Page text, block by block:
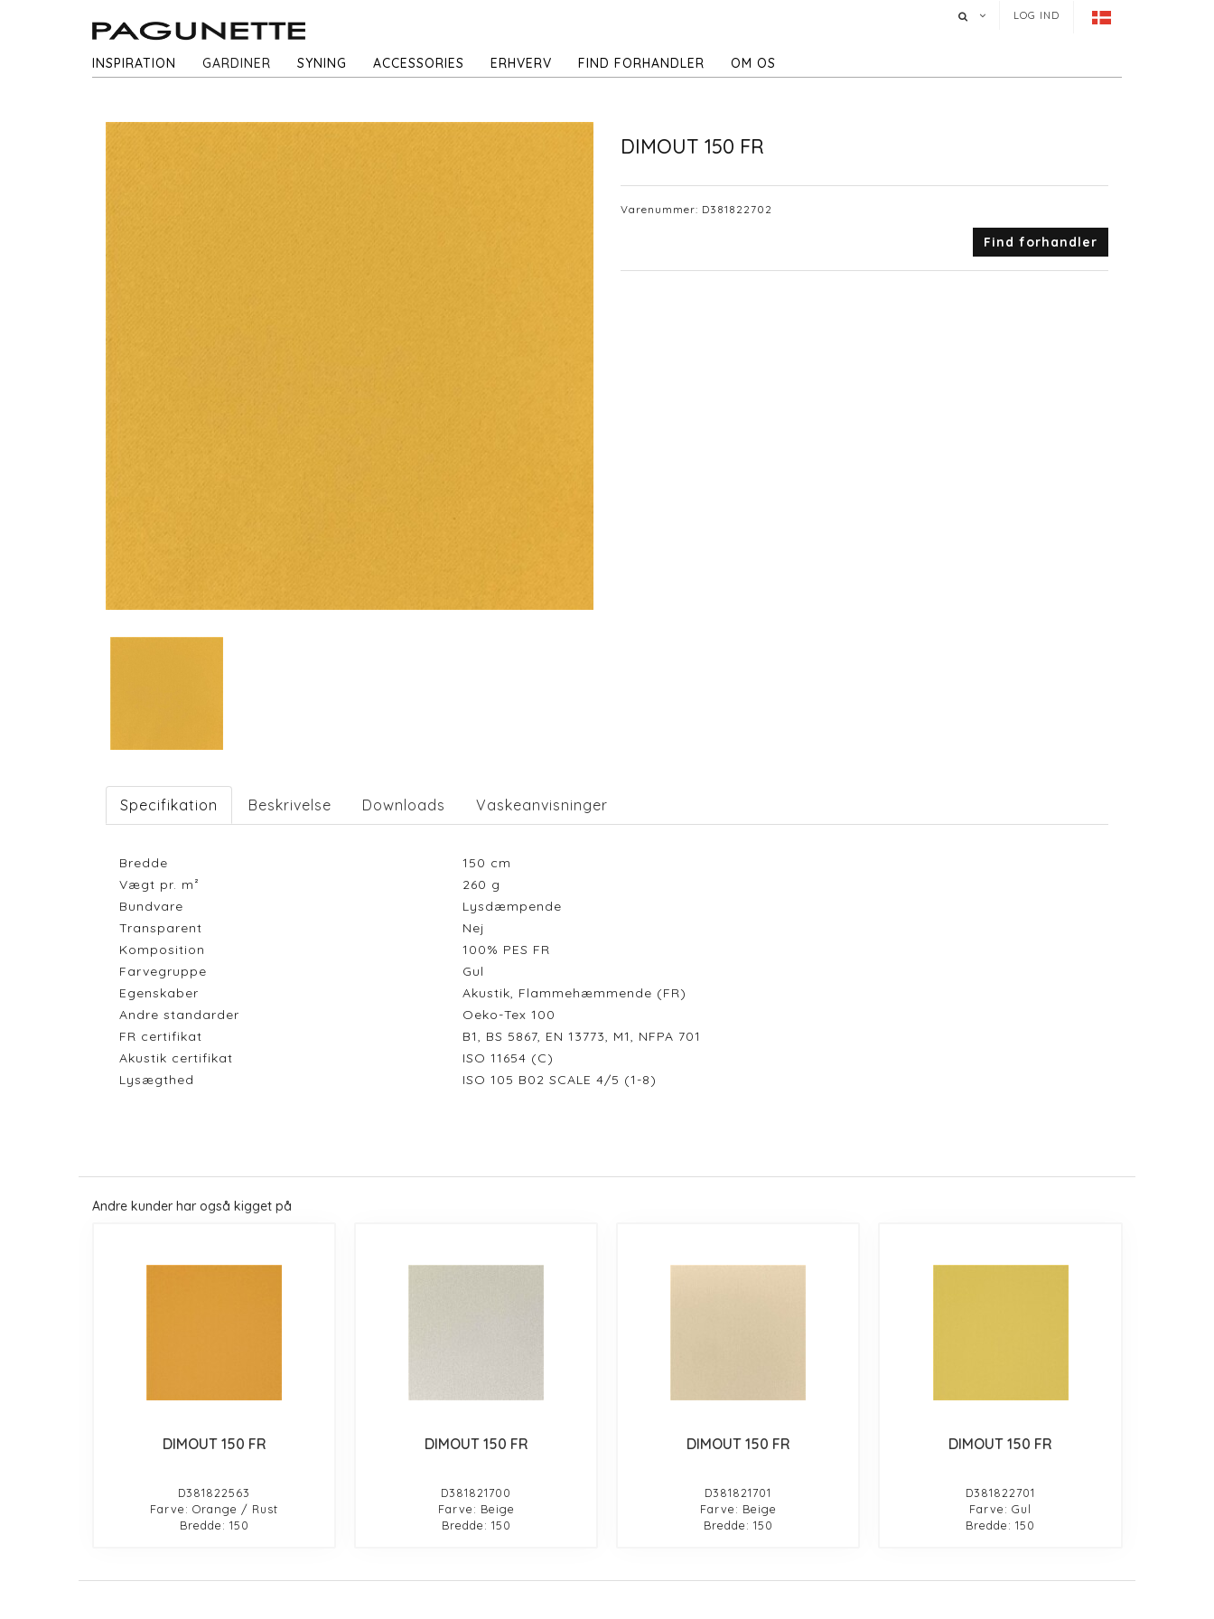
LOG IND
INSPIRATION GARDINER SYNING ACCESSORIES ERHVERV FIND FORHANDLER OM OS
DIMOUT 150 FR
Varenummer: D381822702
Find forhandler
Specifikation Beskrivelse Downloads Vaskeanvisninger
Bredde 150 cm
Vægt pr. m²
260 g
Bundvare
Lysdæmpende
Transparent
Nej
Komposition
100% PES FR
Farvegruppe
Gul
Egenskaber
Akustik, Flammehæmmende (FR)
Andre standarder
Oeko-Tex 100
FR certifikat
B1, BS 5867, EN 13773, M1, NFPA 701
Akustik certifikat
ISO 11654 (C)
Lysægthed
ISO 105 B02 SCALE 4/5 (1-8)
Andre kunder har også kigget på
DIMOUT 150 FR
D381822563
Farve: Orange / Rust
Bredde: 150
DIMOUT 150 FR
D381821700
Farve: Beige
Bredde: 150
DIMOUT 150 FR
D381821701
Farve: Beige
Bredde: 150
DIMOUT 150 FR
D381822701
Farve: Gul
Bredde: 150